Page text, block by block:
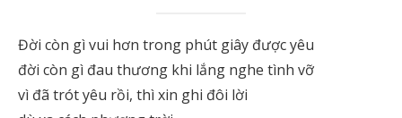
Đời còn gì vui hơn trong phút giây được yêu
đời còn gì đau thương khi lắng nghe tình vỡ
vì đã trót yêu rồi, thì xin ghi đôi lời